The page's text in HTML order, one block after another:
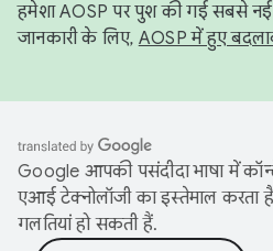
हमेशा AOSP पर पुश की गई सबसे नई
जानकारी के लिए, AOSP में हुए
Google आपकी पसंदीदा भाषा में
एआई टेक्नोलॉजी का इस्तेमाल करता
गलतियां हो सकती हैं.